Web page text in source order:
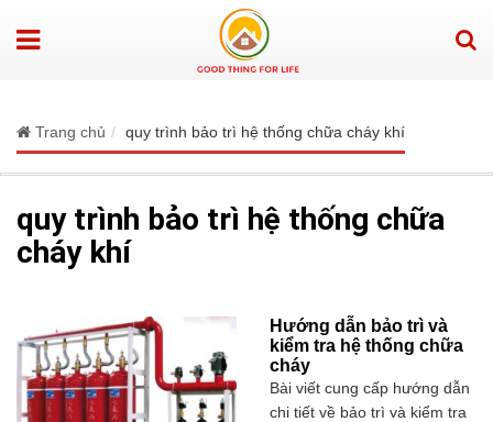
Trang chủ quy trình bảo trì hệ thống chữa cháy khí
quy trình bảo trì hệ thống chữa
cháy khí
Hướng dẫn bảo trì và
kiểm tra hệ thống chữa
cháy
Bài viết cung cấp hướng dẫn
chi tiết về bảo trì và kiểm tra